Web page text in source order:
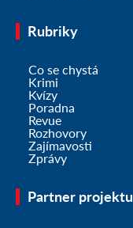
Rubriky
Co se chystá
Krimi
Kvízy
Poradna
Revue
Rozhovory
Zajímavosti
Zprávy
Partner projektu